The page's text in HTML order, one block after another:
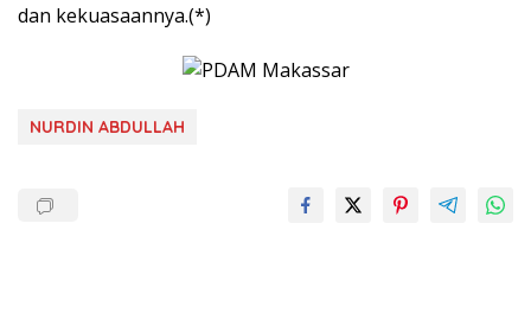
dan kekuasaannya.(*)
NURDIN ABDULLAH